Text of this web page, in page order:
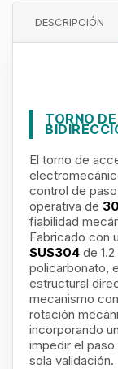
DESCRIPCIÓN
TORNO
El torno de
control de
operativa de
fiabilidad
Fabricado con
SUS304 de
policarbonato,
estructural
mecanismo
rotación
incorporando
impedir el
sola validación.